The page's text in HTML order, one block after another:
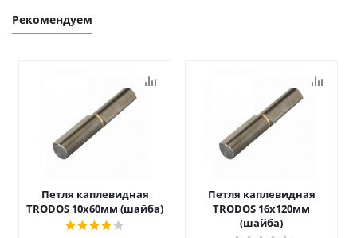
Рекомендуем
Петля каплевидная
TRODOS 10х60мм (шайба)
Петля каплевидная
TRODOS 16х120мм
(шайба)